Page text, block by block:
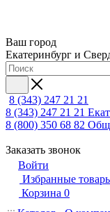
Ваш город
Екатеринбург и
8 (343) 247 21 21
8 (343) 247 21 21
8 (800) 350 68 82
Заказать звонок
Войти
Избранные
Корзина 0